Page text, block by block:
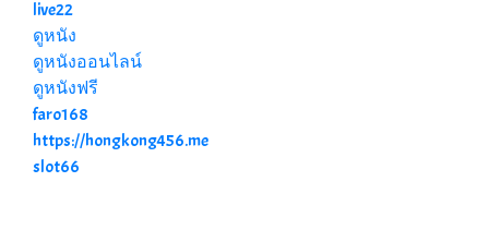
live22
ดูหนัง
ดูหนังออนไลน์
ดูหนังฟรี
faro168
https://hongkong456.me
slot66